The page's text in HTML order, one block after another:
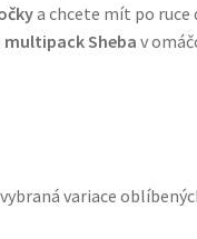
a chcete mít po
multipack Sheba v
variace